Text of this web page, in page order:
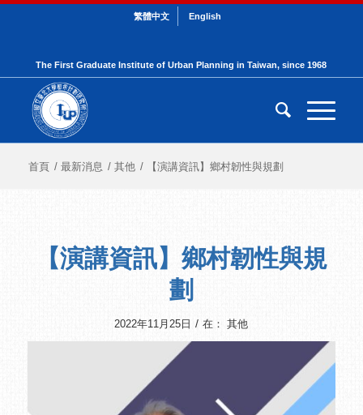
繁體中文 English
The First Graduate Institute of Urban Planning in Taiwan, since 1968
首頁 / 最新消息 / 其他 / 【演講資訊】鄉村韌性與規劃
【演講資訊】鄉村韌性與規
劃
2022年11月25日 / 在：其他